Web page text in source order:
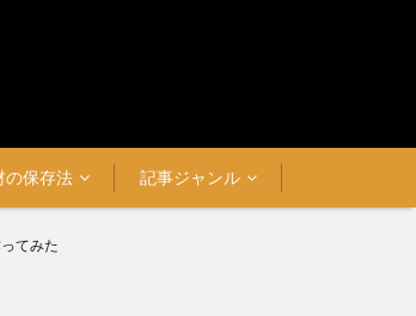
の保存法 記事ジャンル
てみた